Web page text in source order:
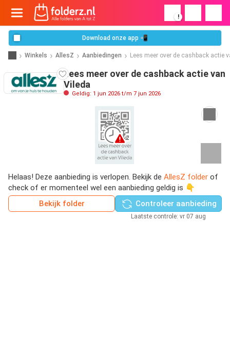
!
Download onze app 📲
Winkels AllesZ Aanbiedingen Lees meer over de cashback actie
Lees meer over de cashback actie van
Vileda
Geldig: 1 jun 2026 t/m 7 jun 2026
Helaas! Deze aanbieding is verlopen. Bekijk de AllesZ folder of
check of er momenteel wel een aanbieding geldig is 👇
Bekijk folder
Controleer aanbieding
Laatste controle: vr 07 aug